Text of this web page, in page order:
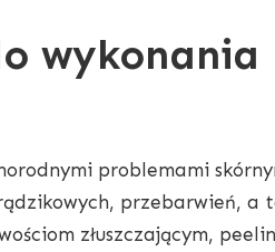
wykonania
problemami
przebarwień, a
złuszczającym,